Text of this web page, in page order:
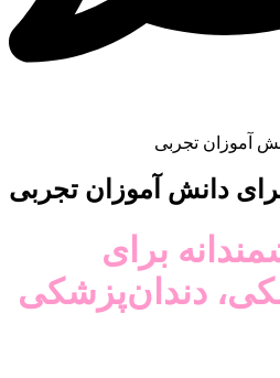
دانش آموزان تجربی
برای
دندان‌پزشکی